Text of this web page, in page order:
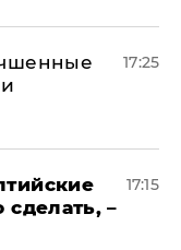
17:25
сделать, –
17:15